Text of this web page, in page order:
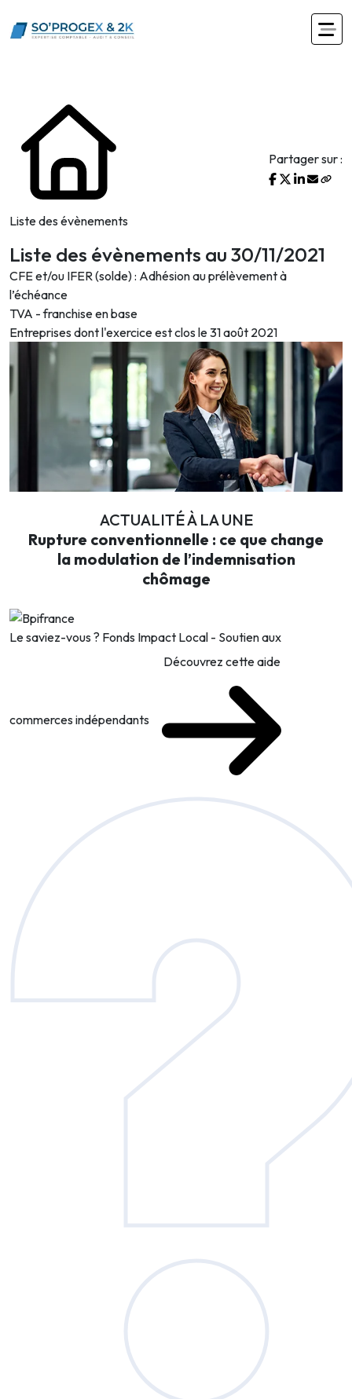
Liste des évènements
Partager sur :
Liste des évènements au 30/11/2021
CFE et/ou IFER (solde) : Adhésion au prélèvement à
l’échéance
TVA - franchise en base
Entreprises dont l'exercice est clos le 31 août 2021
ACTUALITÉ À LA UNE
Rupture conventionnelle : ce que change
la modulation de l’indemnisation
chômage
Le saviez-vous ? Fonds Impact Local - Soutien aux
commerces indépendants
Découvrez cette aide